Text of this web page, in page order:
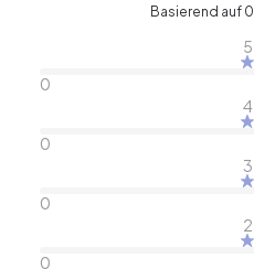
Basierend auf
5
0
4
0
3
0
2
0